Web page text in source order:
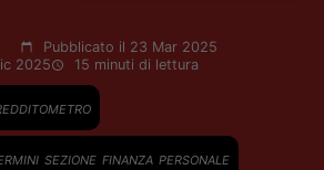
Pubblicato il 23 Mar 2025
2025
15 minuti di lettura
sezione finanza personale